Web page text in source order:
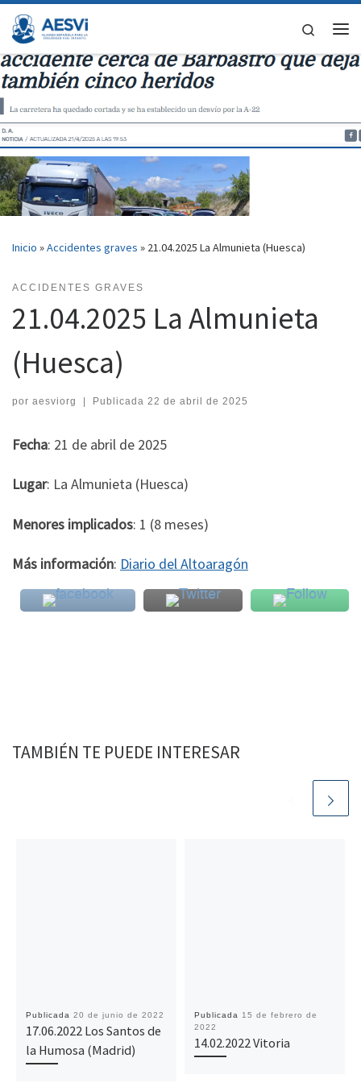
Saltar al contenido
Search
Inicio »Accidentes graves » 21.04.2025 La Almunieta (Huesca)
ACCIDENTES GRAVES
21.04.2025 La Almunieta
(Huesca)
por aesviorg | Publicada 22 de abril de 2025
Fecha: 21 de abril de 2025
Lugar: La Almunieta (Huesca)
Menores implicados: 1 (8 meses)
Más información: Diario del Altoaragón
TAMBIÉN TE PUEDE INTERESAR
Publicada 20 de junio de 2022
17.06.2022 Los Santos de
la Humosa (Madrid)
Publicada
15 de febrero de
2022
14.02.2022 Vitoria